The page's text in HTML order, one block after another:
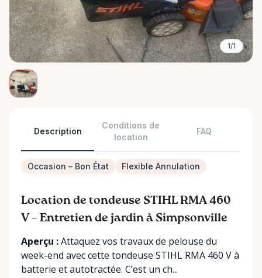
1/1
Description
Conditions de
location
FAQ
Occasion – Bon État Flexible Annulation
Location de tondeuse STIHL RMA 460
V – Entretien de jardin à Simpsonville
Aperçu :Attaquez vos travaux de pelouse du
week-end avec cette tondeuse STIHL RMA 460 V à
batterie et autotractée. C’est un ch...